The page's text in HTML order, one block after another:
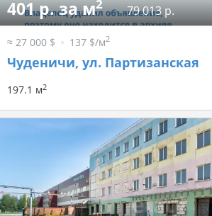
401 р. за м2 79 013 р.
≈ 27 000 $ 137 $/м2
Чуденичи, ул. Партизанская
197.1 м2